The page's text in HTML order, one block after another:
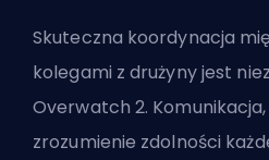
Skuteczna koordynacja
kolegami z drużyny jest
Overwatch 2.
zrozumienie zdolności